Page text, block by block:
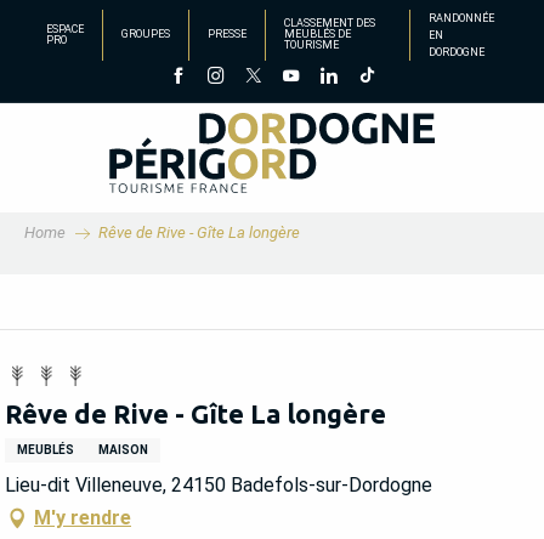
principal
ESPACE
PRO
GROUPES PRESSE
CLASSEMENT DES
MEUBLÉS DE
TOURISME
RANDONNÉE
EN
DORDOGNE
Home Rêve de Rive - Gîte La longère
Rêve de Rive - Gîte La longère
MEUBLÉS MAISON
Lieu-dit Villeneuve, 24150 Badefols-sur-Dordogne
M'y rendre